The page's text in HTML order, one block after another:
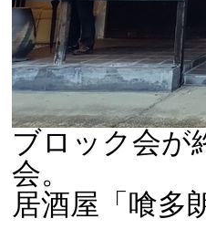
ブロック会が
会。
居酒屋「喰多